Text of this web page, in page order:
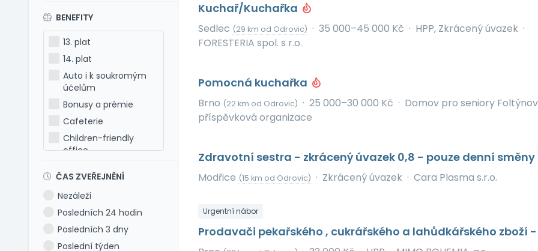
Francouzština
Hebrejština
Holandština
Italština
Japonština
Latina
Litevština
Lotyšština
Maďarština
Makedonština
Polština
Portugalština
Rumunština
BENEFITY
13. plat
14. plat
Auto i k soukromým
účelům
Bonusy a prémie
Cafeterie
Children-friendly
office
Dovolená 6 týdnů
Dovolená navíc
Firemní akce
ČAS ZVEŘEJNĚNÍ
Nezáleží
Posledních 24 hodin
Posledních 3 dny
Poslední týden
Kuchař/Kuchařka
Sedlec (29 km od Odrovic) · 35 000–45 000 Kč · HPP, Zkrácený úvazek ·
FORESTERIA spol. s r.o.
Pomocná kuchařka
Brno (22 km od Odrovic) · 25 000–30 000 Kč · Domov pro seniory
příspěvková organizace
Zdravotní sestra - zkrácený úvazek 0,8 - pouze denní směny
Modřice (15 km od Odrovic) · Zkrácený úvazek · Cara Plasma s.r.o.
Urgentní nábor
Prodavači pekařského , cukrářského a lahůdkářského zboží